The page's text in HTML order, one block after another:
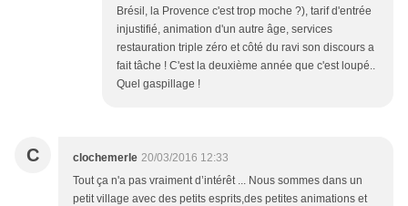
Brésil, la Provence c'est trop moche ?), tarif d'entrée
injustifié, animation d'un autre âge, services
restauration triple zéro et côté du ravi son discours a
fait tâche ! C'est la deuxième année que c'est loupé..
Quel gaspillage !
C clochemerle 20/03/2016 12:33
Tout ça n'a pas vraiment d’intérêt ... Nous sommes dans un
petit village avec des petits esprits,des petites animations et